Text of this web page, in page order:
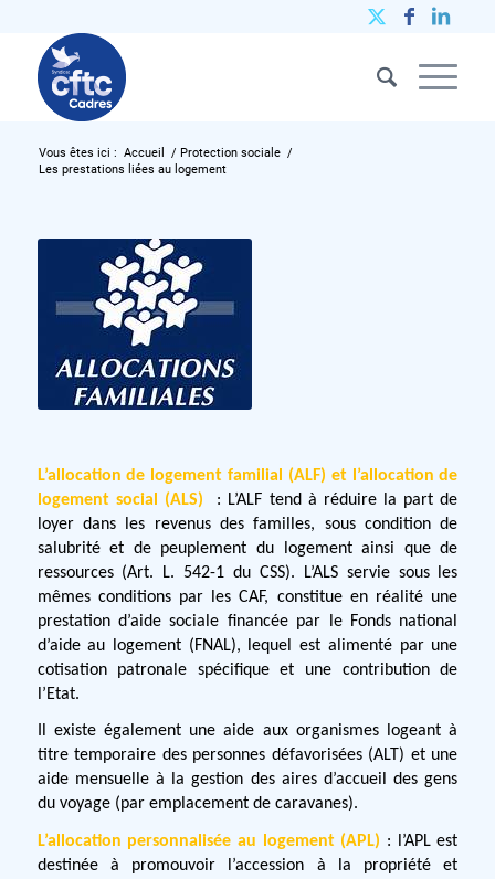
Vous êtes ici : Accueil / Protection sociale /
Les prestations liées au logement
L’allocation de logement familial (ALF) et l’allocation de
logement social (ALS)
: L’ALF tend à réduire la part de
loyer dans les revenus des familles, sous condition de
salubrité et de peuplement du logement ainsi que de
ressources (Art. L. 542-1 du CSS). L’ALS servie sous les
mêmes conditions par les CAF, constitue en réalité une
prestation d’aide sociale financée par le Fonds national
d’aide au logement (FNAL), lequel est alimenté par une
cotisation patronale spécifique et une contribution de
l’Etat.
Il existe également une aide aux organismes logeant à
titre temporaire des personnes défavorisées (ALT) et une
aide mensuelle à la gestion des aires d’accueil des gens
du voyage (par emplacement de caravanes).
L’allocation personnalisée au logement (APL) : l’APL est
destinée à promouvoir l’accession à la propriété et